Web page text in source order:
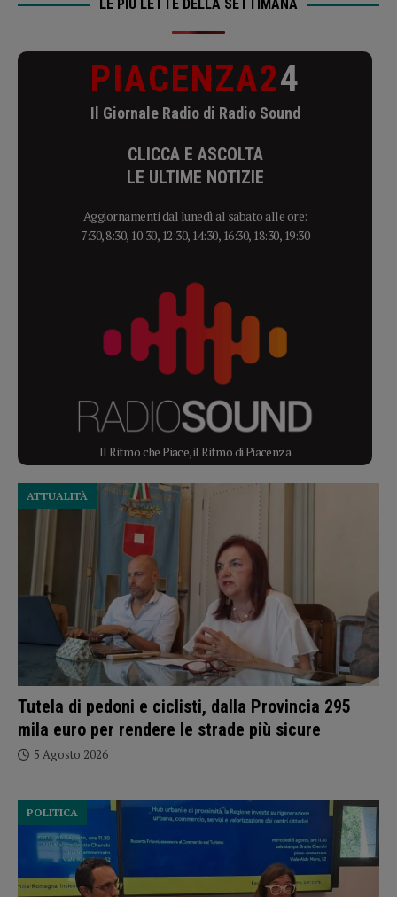
LE PIÙ LETTE DELLA SETTIMANA
PIACENZA24
Il Giornale Radio di Radio Sound
CLICCA E ASCOLTA
LE ULTIME NOTIZIE
Aggiornamenti dal lunedì al sabato alle ore:
7:30, 8:30, 10:30, 12:30, 14:30, 16:30, 18:30, 19:30
Il Ritmo che Piace, il Ritmo di Piacenza
Tutela di pedoni e ciclisti, dalla Provincia 295
mila euro per rendere le strade più sicure
ATTUALITÀ
5 Agosto 2026
POLITICA